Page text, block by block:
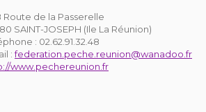
Route de la Passerelle
SAINT-JOSEPH (Ile La Réunion)
: 02.62.91.32.48
:federation.peche.reunion@wanadoo.fr
www.pechereunion.fr